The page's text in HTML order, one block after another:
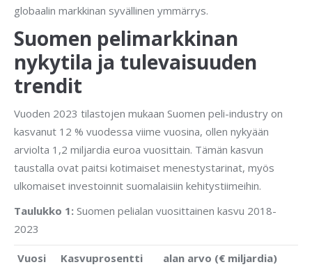
globaalin markkinan syvällinen ymmärrys.
Suomen pelimarkkinan
nykytila ja tulevaisuuden
trendit
Vuoden 2023 tilastojen mukaan Suomen peli-industry on
kasvanut 12 % vuodessa viime vuosina, ollen nykyään
arviolta 1,2 miljardia euroa vuosittain. Tämän kasvun
taustalla ovat paitsi kotimaiset menestystarinat, myös
ulkomaiset investoinnit suomalaisiin kehitystiimeihin.
Taulukko 1: Suomen pelialan vuosittainen kasvu 2018-
2023
Vuosi Kasvuprosentti
alan arvo (€ miljardia)